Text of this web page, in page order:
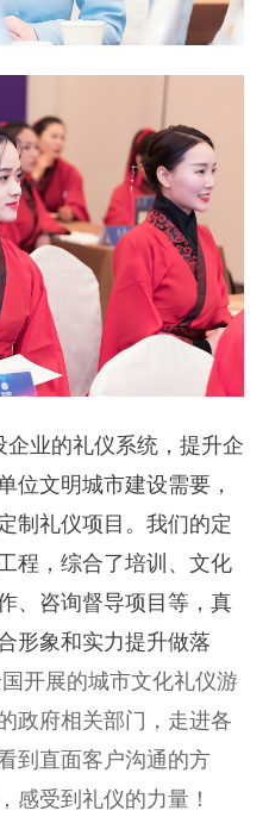
业的礼仪系统，提升企
位文明城市建设需要，
制礼仪项目。我们的定
程，综合了培训、文化
、咨询督导项目等，真
形象和实力提升做落
开展的城市文化礼仪游
政府相关部门，走进各
到直面客户沟通的方
感受到礼仪的力量！